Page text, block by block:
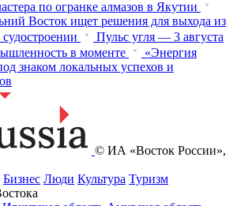
по огранке алмазов в Якутии
Восток ищет решения для выхода из
Пульс угля — 3 августа
в моменте
«Энергия
знаком локальных успехов и
© ИА «Восток России»,
Бизнес Люди Культура Туризм